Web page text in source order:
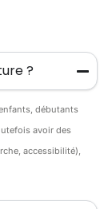
?
débutants
avoir des
accessibilité),